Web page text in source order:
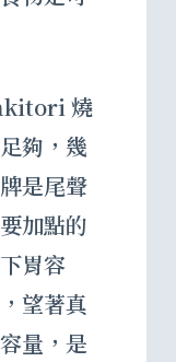
燒
夠，幾
是尾聲
加點的
胃容
望著真
量，是